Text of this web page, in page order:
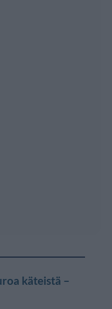
käteistä –